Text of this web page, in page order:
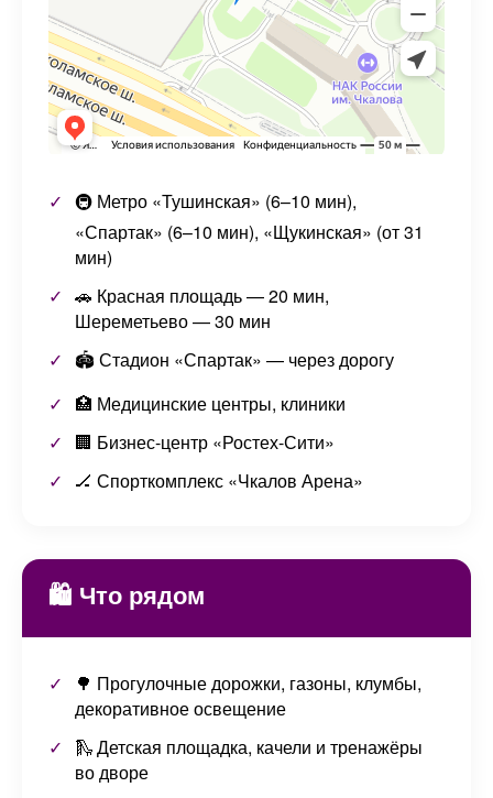
🚇 Метро «Тушинская» (6–10 мин),
«Спартак» (6–10 мин), «Щукинская» (от 31
мин)
🚗 Красная площадь — 20 мин,
Шереметьево — 30 мин
🏟️ Стадион «Спартак» — через дорогу
🏥 Медицинские центры, клиники
🏢 Бизнес-центр «Ростех-Сити»
🏒 Спорткомплекс «Чкалов Арена»
🛍️ Что рядом
🌳 Прогулочные дорожки, газоны, клумбы,
декоративное освещение
🛝 Детская площадка, качели и тренажёры
во дворе